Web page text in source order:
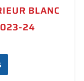
BLANC
24